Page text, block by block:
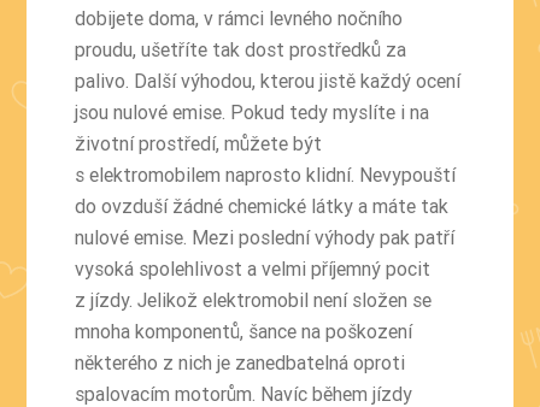
dobijete doma, v rámci levného nočního
proudu, ušetříte tak dost prostředků za
palivo. Další výhodou, kterou jistě každý ocení
jsou nulové emise. Pokud tedy myslíte i na
životní prostředí, můžete být
s elektromobilem naprosto klidní. Nevypouští
do ovzduší žádné chemické látky a máte tak
nulové emise. Mezi poslední výhody pak patří
vysoká spolehlivost a velmi příjemný pocit
z jízdy. Jelikož elektromobil není složen se
mnoha komponentů, šance na poškození
některého z nich je zanedbatelná oproti
spalovacím motorům. Navíc během jízdy